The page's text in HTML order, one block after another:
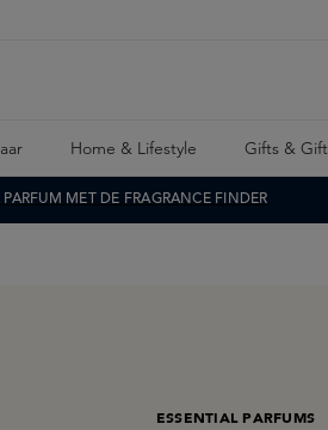
Home & Lifestyle Gifts &
MET DE FRAGRANCE FINDER
ESSENTIAL PARFUMS